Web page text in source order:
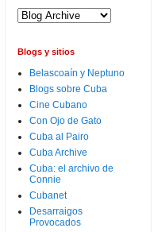
Blogs y sitios
Belascoaín y Neptuno
Blogs sobre Cuba
Cine Cubano
Con Ojo de Gato
Cuba al Pairo
Cuba Archive
Cuba: el archivo de
Connie
Cubanet
Desarraigos
Provocados